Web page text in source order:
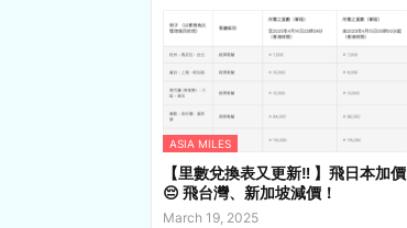
ASIA MILES
【里數兌換表又更新‼️ 】飛日本加價
😔 飛台灣、新加坡減價！
March 19, 2025